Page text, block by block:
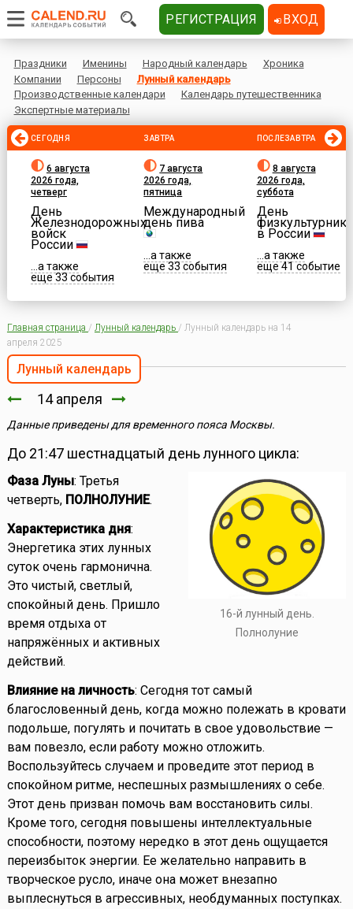
Праздники Именины Народный календарь
Хроника
Компании
Персоны
Лунный календарь
Производственные календари
Календарь путешественника
Экспертные материалы
СЕГОДНЯ
6 августа
2026 года,
четверг
День
Железнодорожных
войск
России
...а также
еще 33 события
ЗАВТРА
7 августа
2026 года,
пятница
Международный
день пива
...а также
еще 33 события
ПОСЛЕЗАВТРА
8 августа
2026 года,
суббота
День
физкультурника
в России
...а также
еще 41 событие
Главная страница / Лунный календарь / Лунный календарь на 14
апреля 2025
Лунный календарь
14 апреля
Данные приведены для временного пояса Москвы.
До 21:47 шестнадцатый день лунного цикла:
16-й лунный день.
Полнолуние
Фаза Луны: Третья
четверть, ПОЛНОЛУНИЕ.
Характеристика дня:
Энергетика этих лунных
суток очень гармонична.
Это чистый, светлый,
спокойный день. Пришло
время отдыха от
напряжённых и активных
действий.
Влияние на личность: Сегодня тот самый
благословенный день, когда можно полежать в кровати
подольше, погулять и почитать в свое удовольствие —
вам повезло, если работу можно отложить.
Воспользуйтесь случаем и проведите этот период в
спокойном ритме, неспешных размышлениях о себе.
Этот день призван помочь вам восстановить силы.
Кроме того, сегодня повышены интеллектуальные
способности, поэтому нередко в этот день ощущается
переизбыток энергии. Ее желательно направить в
творческое русло, иначе она может внезапно
выплеснуться в агрессивных, необдуманных поступках.
РЕГИСТРАЦИЯ ВХОД